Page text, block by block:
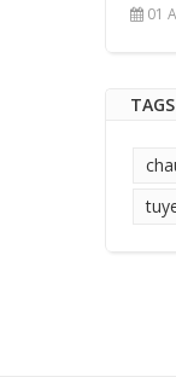
01
TAGS